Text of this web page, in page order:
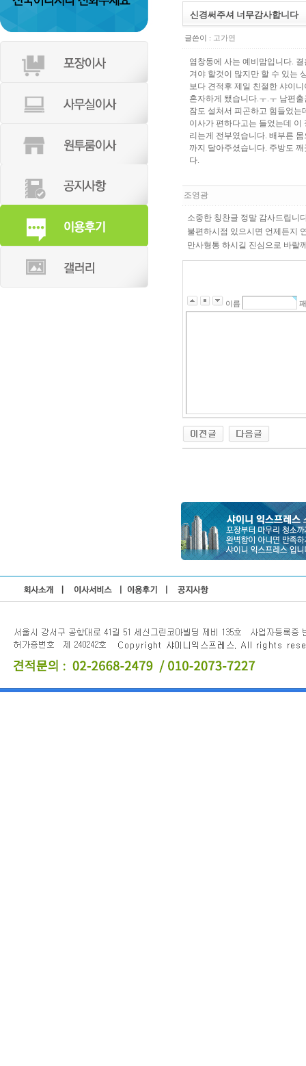
신경써주셔 너무감사합니다
글쓴이 : 고가연
염창동에 사는 예비맘입니다.
겨야 할것이 많지만 할 수 있는
보다 견적후 제일 친절한 샤이
혼자하게 됐습니다.ㅜ.ㅜ 남편
잠도 설처서 피곤하고 힘들었
이사가 편하다고는 들었는데
리는게 전부였습니다. 배부른
까지 달아주셨습니다. 주방도
다.
조영광
소중한 칭찬글 정말 감사드립니
불편하시점 있으시면 언제든지
만사형통 하시길 진심으로 바랄
이름